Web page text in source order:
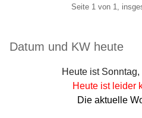
Seite 1 von 1,
Seitenleiste
Datum und KW heute
Heute ist
Heute ist leider
Die aktuelle